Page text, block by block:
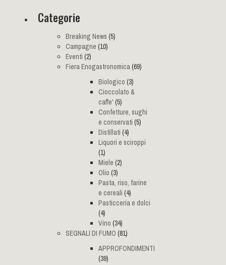
Categorie
Breaking News (5)
Campagne (10)
Eventi (2)
Fiera Enogastronomica(69)
Biologico (3)
Cioccolato &
caffe' (5)
Confetture, sughi
e conservati (5)
Distillati (4)
Liquori e sciroppi
(1)
Miele (2)
Olio (3)
Pasta, riso, farine
e cereali (4)
Pasticceria e dolci
(4)
Vino (34)
SEGNALI DI FUMO (81)
APPROFONDIMENTI
(39)